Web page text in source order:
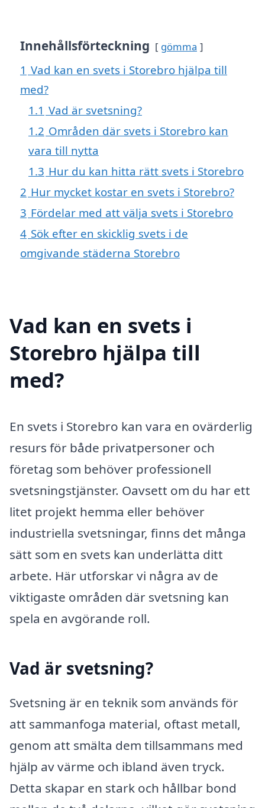
Innehållsförteckning gömma
1 Vad kan en svets i Storebro hjälpa till
med?
1.1 Vad är svetsning?
1.2 Områden där svets i Storebro kan
vara till nytta
1.3 Hur du kan hitta rätt svets i Storebro
2 Hur mycket kostar en svets i Storebro?
3 Fördelar med att välja svets i Storebro
4 Sök efter en skicklig svets i de
omgivande städerna Storebro
Vad kan en svets i
Storebro hjälpa till
med?
En svets i Storebro kan vara en ovärderlig
resurs för både privatpersoner och
företag som behöver professionell
svetsningstjänster. Oavsett om du har ett
litet projekt hemma eller behöver
industriella svetsningar, finns det många
sätt som en svets kan underlätta ditt
arbete. Här utforskar vi några av de
viktigaste områden där svetsning kan
spela en avgörande roll.
Vad är svetsning?
Svetsning är en teknik som används för
att sammanfoga material, oftast metall,
genom att smälta dem tillsammans med
hjälp av värme och ibland även tryck.
Detta skapar en stark och hållbar bond